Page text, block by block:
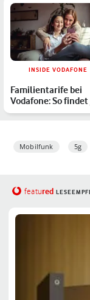
INSIDE VODAFONE
Familientarife bei
Vodafone: So findet
Familienmitglied
Mobilfunk 5g
featured